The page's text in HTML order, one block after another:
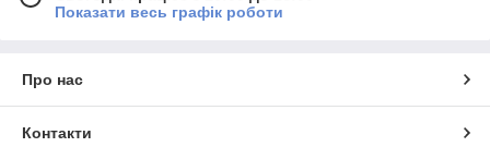
Показати весь графік роботи
Про нас
Контакти